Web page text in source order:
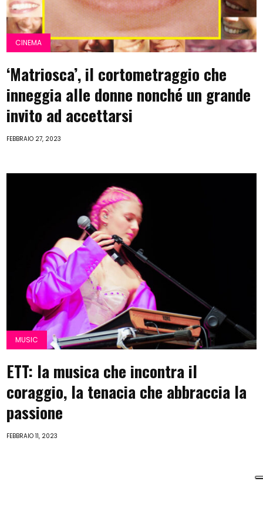
CINEMA
‘Matriosca’, il cortometraggio che
inneggia alle donne nonché un grande
invito ad accettarsi
FEBBRAIO 27, 2023
MUSIC
ETT: la musica che incontra il
coraggio, la tenacia che abbraccia la
passione
FEBBRAIO 11, 2023